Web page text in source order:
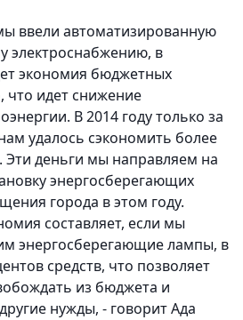
ввели автоматизированную
электроснабжению, в
экономия бюджетных
что идет снижение
В 2014 году только за
удалось сэкономить более
Эти деньги мы направляем на
энергосберегающих
города в этом году.
составляет, если мы
энергосберегающие лампы, в
средств, что позволяет
из бюджета и
нужды, - говорит Ада